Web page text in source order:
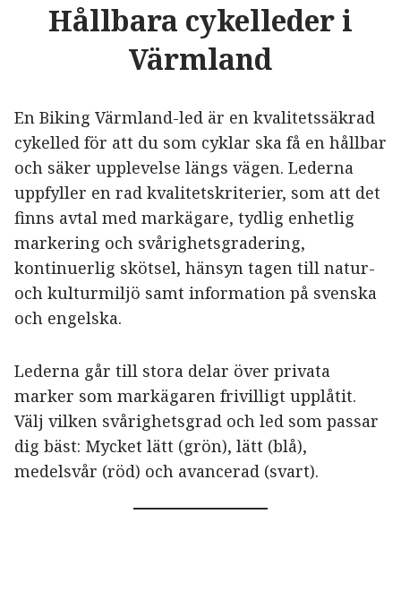
Hållbara cykelleder i
Värmland
En Biking Värmland-led är en kvalitetssäkrad
cykelled för att du som cyklar ska få en hållbar
och säker upplevelse längs vägen. Lederna
uppfyller en rad kvalitetskriterier, som att det
finns avtal med markägare, tydlig enhetlig
markering och svårighetsgradering,
kontinuerlig skötsel, hänsyn tagen till natur-
och kulturmiljö samt information på svenska
och engelska.
Lederna går till stora delar över privata
marker som markägaren frivilligt upplåtit.
Välj vilken svårighetsgrad och led som passar
dig bäst: Mycket lätt (grön), lätt (blå),
medelsvår (röd) och avancerad (svart).